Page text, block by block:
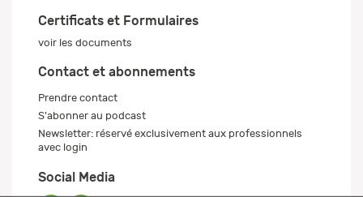
Certificats et Formulaires
voir les documents
Contact et abonnements
Prendre contact
S'abonner au podcast
Newsletter: réservé exclusivement aux professionnels
avec login
Social Media